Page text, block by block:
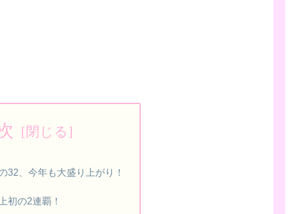
32、今年も大盛り上がり！
初の2連覇！